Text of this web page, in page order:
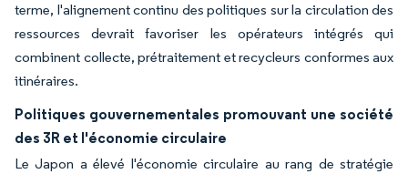
terme, l'alignement continu des politiques sur la circulation des
ressources devrait favoriser les opérateurs intégrés qui
combinent collecte, prétraitement et recycleurs conformes aux
itinéraires.
Politiques gouvernementales promouvant une société
des 3R et l'économie circulaire
Le Japon a élevé l'économie circulaire au rang de stratégie